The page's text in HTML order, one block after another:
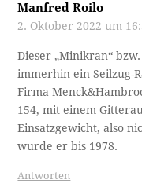
Manfred Roilo
2. Oktober 2022 um
Dieser „Minikran“
immerhin ein Seilzug-
Firma
154, mit einem
Einsatzgewicht, also
wurde er bis 1978.
Antworten